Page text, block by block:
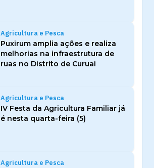
Agricultura e Pesca
Puxirum amplia ações e realiza
melhorias na infraestrutura de
ruas no Distrito de Curuai
Agricultura e Pesca
IV Festa da Agricultura Familiar já
é nesta quarta-feira (5)
Agricultura e Pesca